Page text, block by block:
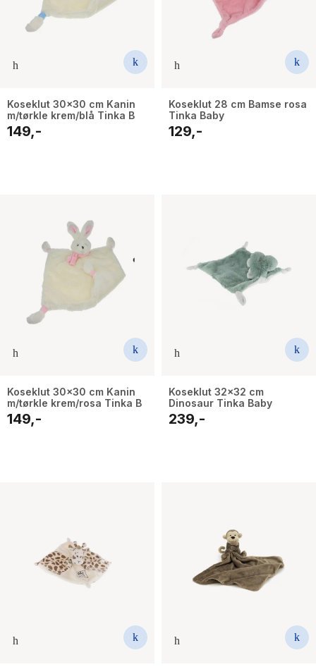
Koseklut 30x30 cm Kanin
m/tørkle krem/blå Tinka B
149,-
Koseklut 28 cm Bamse rosa
Tinka Baby
129,-
Koseklut 30x30 cm Kanin
m/tørkle krem/rosa Tinka B
149,-
Koseklut 32x32 cm
Dinosaur Tinka Baby
239,-